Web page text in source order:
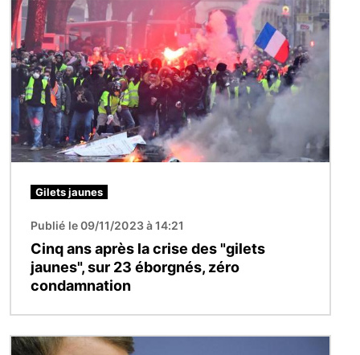
Image
Gilets jaunes
Publié le 09/11/2023 à 14:21
Cinq ans après la crise des "gilets
jaunes", sur 23 éborgnés, zéro
condamnation
Image